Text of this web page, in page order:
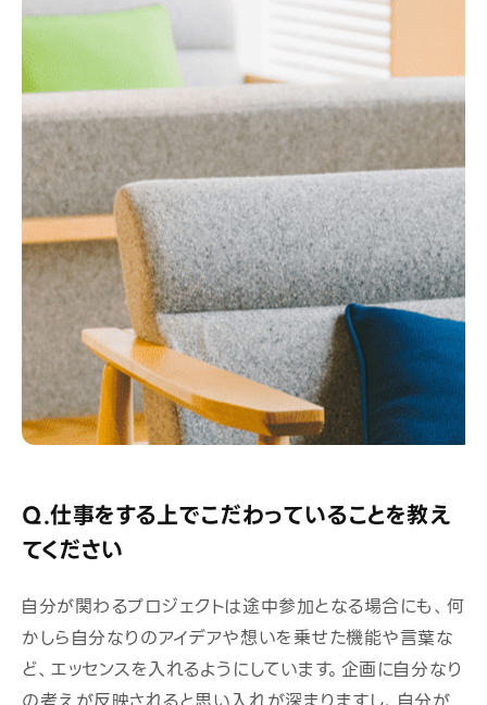
Q.仕事をする上でこだわっていることを教え
てください
自分が関わるプロジェクトは途中参加となる場合にも、何
かしら自分なりのアイデアや想いを乗せた機能や言葉な
ど、エッセンスを入れるようにしています。企画に自分なり